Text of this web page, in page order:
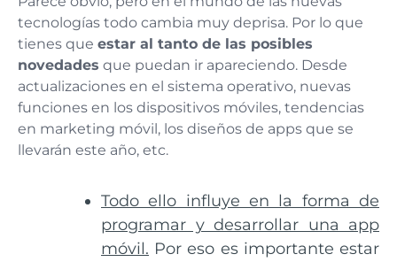
tecnologías todo cambia muy deprisa. Por lo que
tienes que estar al tanto de las posibles
novedades que puedan ir apareciendo. Desde
actualizaciones en el sistema operativo, nuevas
funciones en los dispositivos móviles, tendencias
en marketing móvil, los diseños de apps que se
llevarán este año, etc.
Todo ello influye en la forma de
programar y desarrollar una app
móvil. Por eso es importante estar